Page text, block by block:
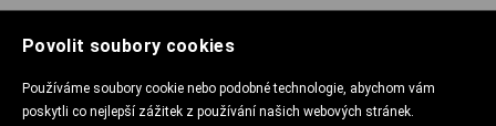
Povolit soubory cookies
Používáme soubory cookie nebo podobné technologie, abychom vám
poskytli co nejlepší zážitek z používání našich webových stránek.